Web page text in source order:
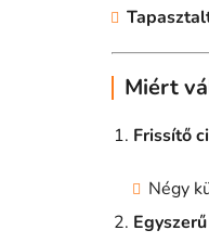
Miért
Frissítő
Négy